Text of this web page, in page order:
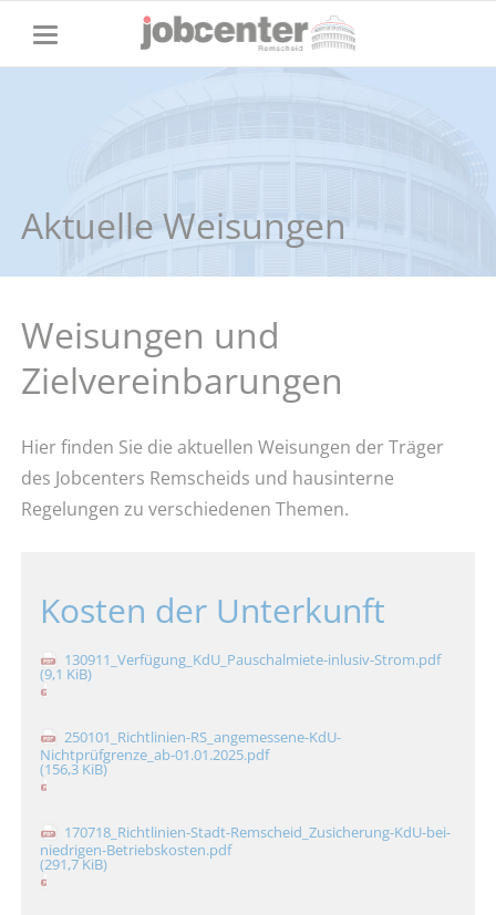
Aktuelle Weisungen
Weisungen und
Zielvereinbarungen
Hier finden Sie die aktuellen Weisungen der Träger
des Jobcenters Remscheids und hausinterne
Regelungen zu verschiedenen Themen.
Kosten der Unterkunft
130911_Verfügung_KdU_Pauschalmiete-inlusiv-Strom.pdf
(9,1 KiB)
250101_Richtlinien-RS_angemessene-KdU-
Nichtprüfgrenze_ab-01.01.2025.pdf
(156,3 KiB)
170718_Richtlinien-Stadt-Remscheid_Zusicherung-KdU-bei-
niedrigen-Betriebskosten.pdf
(291,7 KiB)